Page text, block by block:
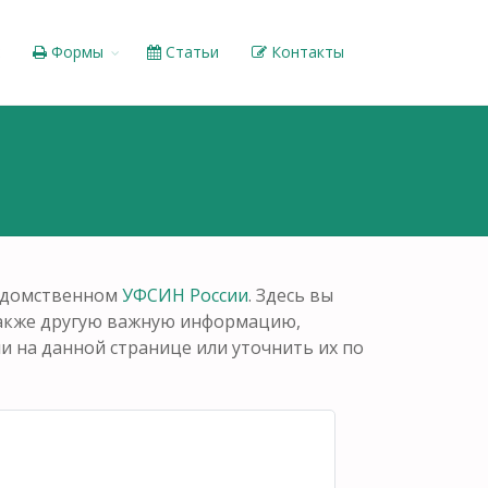
Формы Статьи Контакты
УФСИН России. Здесь вы
другую важную информацию,
данной странице или уточнить их по